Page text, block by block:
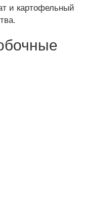
и картофельный